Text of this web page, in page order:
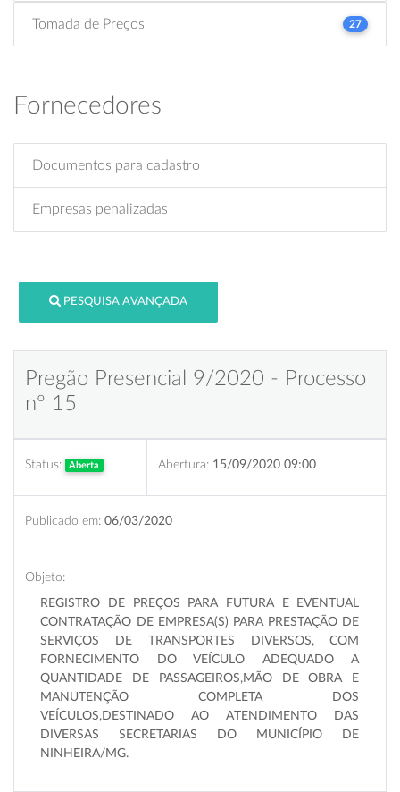
Tomada de Preços 27
Fornecedores
Documentos para cadastro
Empresas penalizadas
PESQUISA AVANÇADA
Pregão Presencial 9/2020 - Processo
nº 15
Status: Aberta Abertura: 15/09/2020 09:00
Publicado em: 06/03/2020
Objeto:
REGISTRO DE PREÇOS PARA FUTURA E EVENTUAL
CONTRATAÇÃO DE EMPRESA(S) PARA PRESTAÇÃO DE
SERVIÇOS DE TRANSPORTES DIVERSOS, COM
FORNECIMENTO DO VEÍCULO ADEQUADO A
QUANTIDADE DE PASSAGEIROS,MÃO DE OBRA E
MANUTENÇÃO COMPLETA DOS
VEÍCULOS,DESTINADO AO ATENDIMENTO DAS
DIVERSAS SECRETARIAS DO MUNICÍPIO DE
NINHEIRA/MG.